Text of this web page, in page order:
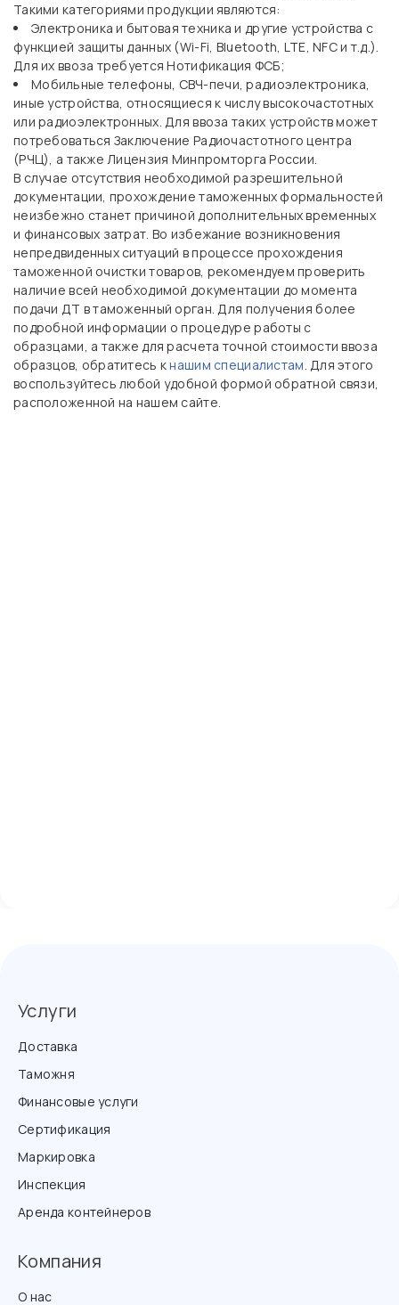
Такими категориями продукции являются:
Электроника и бытовая техника и другие устройства с
функцией защиты данных (Wi-Fi, Bluetooth, LTE, NFC и т.д.).
Для их ввоза требуется Нотификация ФСБ;
Мобильные телефоны, СВЧ-печи, радиоэлектроника,
иные устройства, относящиеся к числу высокочастотных
или радиоэлектронных. Для ввоза таких устройств может
потребоваться Заключение Радиочастотного центра
(РЧЦ), а также Лицензия Минпромторга России.
В случае отсутствия необходимой разрешительной
документации, прохождение таможенных формальностей
неизбежно станет причиной дополнительных временных
и финансовых затрат. Во избежание возникновения
непредвиденных ситуаций в процессе прохождения
таможенной очистки товаров, рекомендуем проверить
наличие всей необходимой документации до момента
подачи ДТ в таможенный орган. Для получения более
подробной информации о процедуре работы с
образцами, а также для расчета точной стоимости ввоза
образцов, обратитесь кнашим специалистам. Для этого
воспользуйтесь любой удобной формой обратной связи,
расположенной на нашем сайте.
Услуги
Доставка
Таможня
Финансовые услуги
Сертификация
Маркировка
Инспекция
Аренда контейнеров
Компания
О нас